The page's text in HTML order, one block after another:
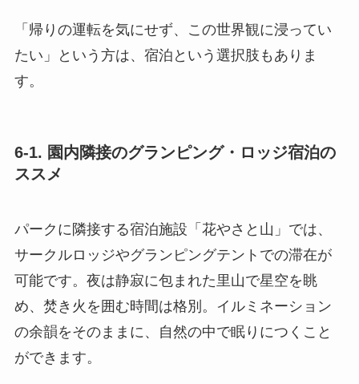
「帰りの運転を気にせず、この世界観に浸ってい
たい」という方は、宿泊という選択肢もありま
す。
6-1. 園内隣接のグランピング・ロッジ宿泊の
ススメ
パークに隣接する宿泊施設「花やさと山」では、
サークルロッジやグランピングテントでの滞在が
可能です。夜は静寂に包まれた里山で星空を眺
め、焚き火を囲む時間は格別。イルミネーション
の余韻をそのままに、自然の中で眠りにつくこと
ができます。